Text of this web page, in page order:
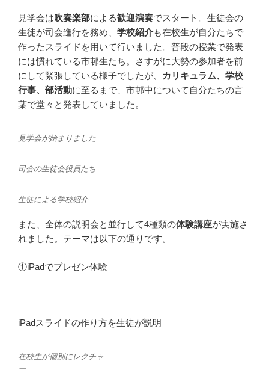
見学会は吹奏楽部による歓迎演奏でスタート。生徒会の
生徒が司会進行を務め、 学校紹介も在校生が自分たちで
作ったスライドを用いて行いました。普段の授業で発表
には慣れている市邨生たち。さすがに大勢の参加者を前
にして緊張している様子でしたが、
カリキュラム、学校
行事、部活動に至るまで、市邨中について自分たちの言
葉で堂々と発表していました。
見学会が始まりました
司会の生徒会役員たち
生徒による学校紹介
また、全体の説明会と並行して4種類の体験講座が実施さ
れました。テーマは以下の通りです。
①iPadでプレゼン体験
iPadスライドの作り方を生徒が説明
在校生が個別にレクチャ
ー